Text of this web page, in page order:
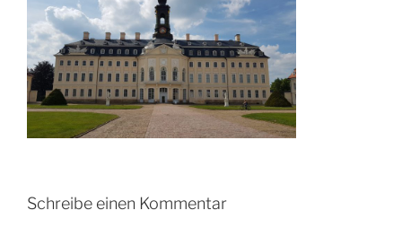
Schreibe einen Kommentar